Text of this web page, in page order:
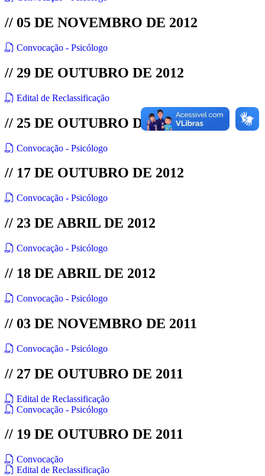
// 05 DE NOVEMBRO DE 2012
Convocação - Psicólogo
// 29 DE OUTUBRO DE 2012
Edital de Reclassificação
// 25 DE OUTUBRO DE 2012
Convocação - Psicólogo
// 17 DE OUTUBRO DE 2012
Convocação - Psicólogo
// 23 DE ABRIL DE 2012
Convocação - Psicólogo
// 18 DE ABRIL DE 2012
Convocação - Psicólogo
// 03 DE NOVEMBRO DE 2011
Convocação - Psicólogo
// 27 DE OUTUBRO DE 2011
Edital de Reclassificação
Convocação - Psicólogo
// 19 DE OUTUBRO DE 2011
Convocação
Edital de Reclassificação